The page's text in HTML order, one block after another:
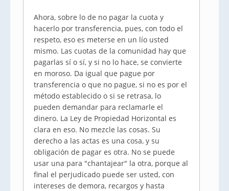
Ahora, sobre lo de no pagar la cuota y
hacerlo por transferencia, pues, con todo el
respeto, eso es meterse en un lío usted
mismo. Las cuotas de la comunidad hay que
pagarlas sí o sí, y si no lo hace, se convierte
en moroso. Da igual que pague por
transferencia o que no pague, si no es por el
método establecido o si se retrasa, lo
pueden demandar para reclamarle el
dinero. La Ley de Propiedad Horizontal es
clara en eso. No mezcle las cosas. Su
derecho a las actas es una cosa, y su
obligación de pagar es otra. No se puede
usar una para "chantajear" la otra, porque al
final el perjudicado puede ser usted, con
intereses de demora, recargos y hasta